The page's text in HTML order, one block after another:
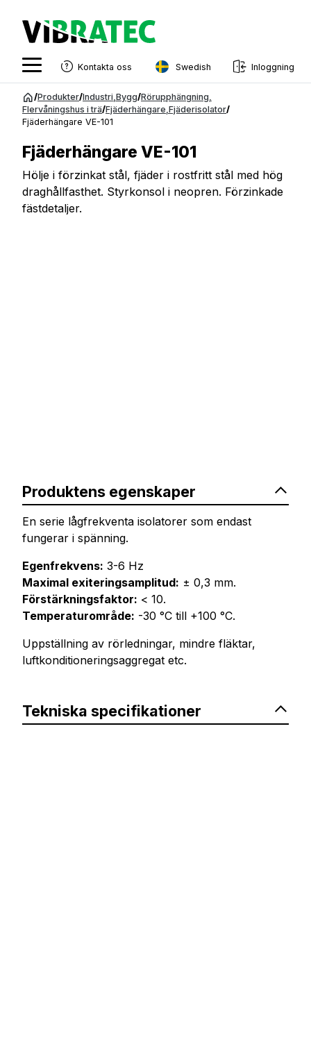
Hoppa
innehåll
Kontakta oss Swedish
English
Swedish
French
Estonian
Inloggning
/Produkter/Industri Bygg/Rörupphängning
Flervåningshus i trä/Fjäderhängare Fjäderisolator/
Fjäderhängare VE-101
Fjäderhängare VE-101
Hölje i förzinkat stål, fjäder i rostfritt stål med hög
draghållfasthet. Styrkonsol i neopren. Förzinkade
fästdetaljer.
Produktens egenskaper
En serie lågfrekventa isolatorer som endast
fungerar i spänning.
Egenfrekvens: 3-6 Hz
Maximal exiteringsamplitud: ± 0,3 mm.
Förstärkningsfaktor: < 10.
Temperaturområde: -30 °C till +100 °C.
Uppställning av rörledningar, mindre fläktar,
luftkonditioneringsaggregat etc.
Tekniska specifikationer